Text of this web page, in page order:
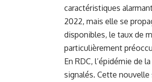
caractéristiques
2022, mais elle se
disponibles, le taux de
particulièrement
En RDC, l’épidémie de
signalés. Cette